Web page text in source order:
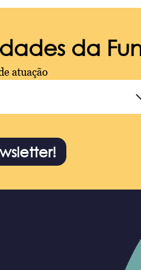
da
atuação